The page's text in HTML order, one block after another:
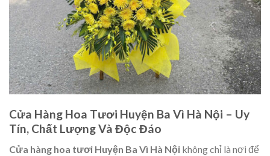
Cửa Hàng Hoa Tươi Huyện Ba Vì Hà Nội – Uy
Tín, Chất Lượng Và Độc Đáo
Cửa hàng hoa tươi Huyện Ba Vì Hà Nội không chỉ là nơi để